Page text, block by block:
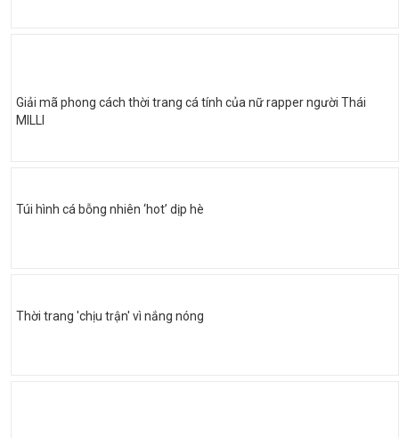
Giải mã phong cách thời trang cá tính của nữ rapper người Thái
MILLI
Túi hình cá bỗng nhiên ‘hot’ dịp hè
Thời trang 'chịu trận' vì nắng nóng